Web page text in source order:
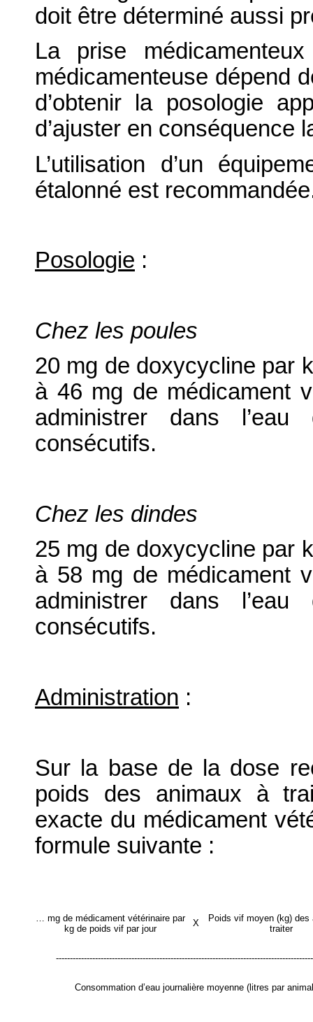
doit être déterminé aussi
La prise
médicamenteuse dépend
d’obtenir la posologie
d’ajuster en conséquence
L’utilisation d’un
étalonné est
Posologie :
Chez les poules
20 mg de doxycycline par
à 46 mg de médicament
administrer dans
consécutifs.
Chez les dindes
25 mg de doxycycline par
à 58 mg de médicament
administrer dans
consécutifs.
Administration :
Sur la base de la dose
poids des animaux à
exacte du médicament
formule suivante :
… mg de médicament vétérinaire par
kg de poids vif par jour
X
Poids vif moyen (kg) des
traiter
Consommation d’eau journalière moyenne (litres par